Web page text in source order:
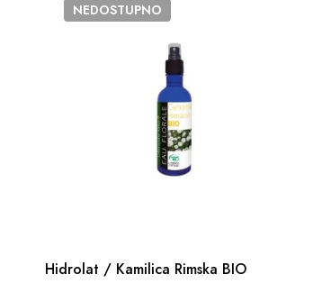
NEDOSTUPNO
Hidrolat / Kamilica Rimska BIO